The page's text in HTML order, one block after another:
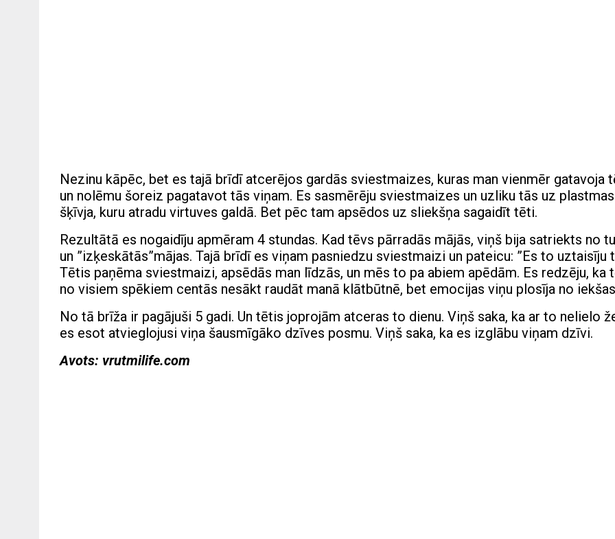
Nezinu kāpēc, bet es tajā brīdī atcerējos gardās sviestmaizes, kuras man vienmēr gatavoja
un nolēmu šoreiz pagatavot tās viņam. Es sasmērēju sviestmaizes un uzliku tās uz
šķīvja, kuru atradu virtuves galdā. Bet pēc tam apsēdos uz sliekšņa sagaidīt tēti.
Rezultātā es nogaidīju apmēram 4 stundas. Kad tēvs pārradās mājās, viņš bija satriekts no
un ”izķeskātās”mājas. Tajā brīdī es viņam pasniedzu sviestmaizi un pateicu: ”Es to uztaisīju
Tētis paņēma sviestmaizi, apsēdās man līdzās, un mēs to pa abiem apēdām. Es redzēju, ka
no visiem spēkiem centās nesākt raudāt manā klātbūtnē, bet emocijas viņu plosīja no
No tā brīža ir pagājuši 5 gadi. Un tētis joprojām atceras to dienu. Viņš saka, ka ar to nelielo
es esot atvieglojusi viņa šausmīgāko dzīves posmu. Viņš saka, ka es izglābu viņam dzīvi.
Avots: vrutmilife.com